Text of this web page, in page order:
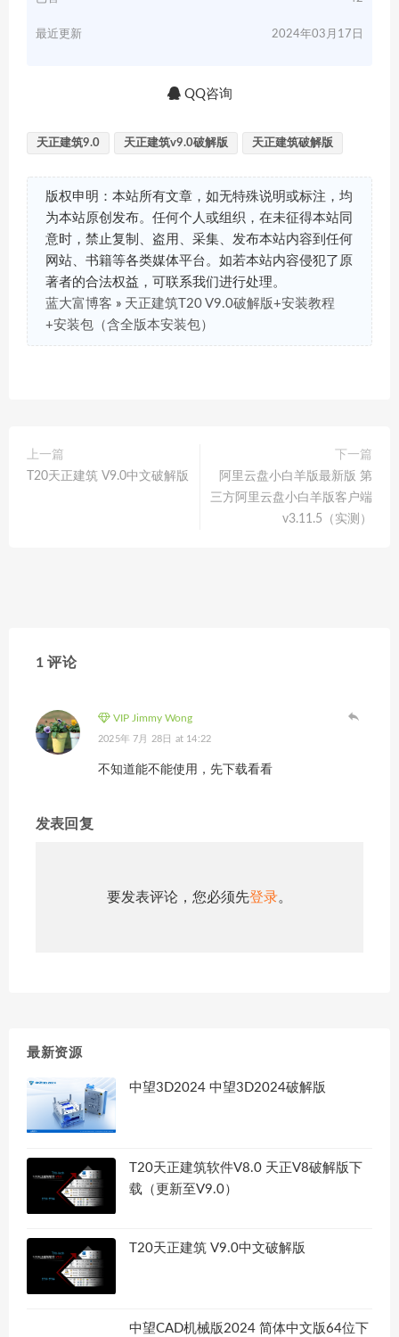
最近更新 2024年03月17日
QQ咨询
天正建筑9.0 天正建筑v9.0破解版 天正建筑破解版
版权申明：本站所有文章，如无特殊说明或标注，均
为本站原创发布。任何个人或组织，在未征得本站同
意时，禁止复制、盗用、采集、发布本站内容到任何
网站、书籍等各类媒体平台。如若本站内容侵犯了原
著者的合法权益，可联系我们进行处理。
蓝大富博客 » 天正建筑T20 V9.0破解版+安装教程
+安装包（含全版本安装包）
上一篇
T20天正建筑 V9.0中文破解版
下一篇
阿里云盘小白羊版最新版 第
三方阿里云盘小白羊版客户端
v3.11.5（实测）
1 评论
VIP Jimmy Wong
2025年 7月 28日 at 14:22
不知道能不能使用，先下载看看
发表回复
要发表评论，您必须先登录。
最新资源
中望3D2024 中望3D2024破解版
T20天正建筑软件V8.0 天正V8破解版下
载（更新至V9.0）
T20天正建筑 V9.0中文破解版
中望CAD机械版2024 简体中文版64位下